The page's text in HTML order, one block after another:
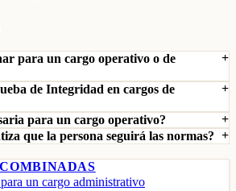
para un cargo operativo o de
de Integridad en cargos de
para un cargo operativo?
que la persona seguirá las normas?
un cargo administrativo